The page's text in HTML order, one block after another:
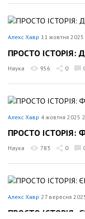
Алекс Хавр 11 жовтня
ПРОСТО ІСТОРІЯ:
Наука 956 0
Алекс Хавр 4 жовтня 2025
ПРОСТО ІСТОРІЯ:
Наука 783 0
Алекс Хавр 27 вересня
ПРОСТО ІСТОРІЯ: